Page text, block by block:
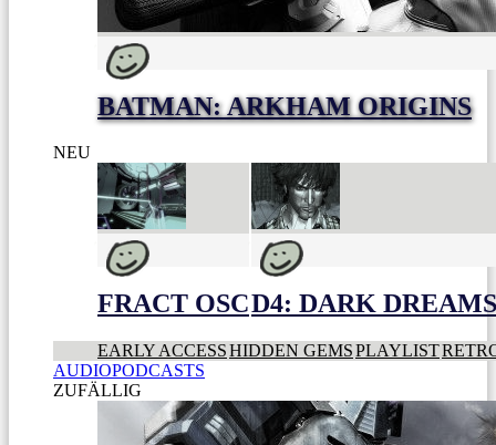
BATMAN: ARKHAM ORIGINS
NEU
FRACT OSCD4: DARK
EARLY ACCESSHIDDEN GEMSPLAYLIST
AUDIOPODCASTS
ZUFÄLLIG